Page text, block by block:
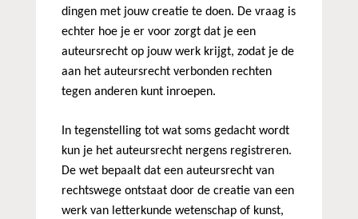
dingen met jouw creatie te doen. De vraag is
echter hoe je er voor zorgt dat je een
auteursrecht op jouw werk krijgt, zodat je de
aan het auteursrecht verbonden rechten
tegen anderen kunt inroepen.
In tegenstelling tot wat soms gedacht wordt
kun je het auteursrecht nergens registreren.
De wet bepaalt dat een auteursrecht van
rechtswege ontstaat door de creatie van een
werk van letterkunde wetenschap of kunst,